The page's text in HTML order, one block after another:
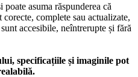
asuma răspunderea că
complete sau actualizate,
accesibile, neîntrerupte și fără
specificațiile și imaginile pot